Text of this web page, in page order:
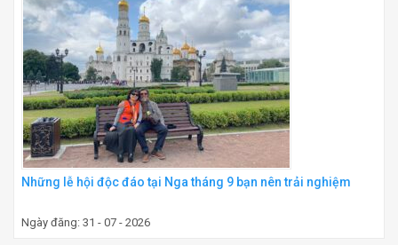
Những lễ hội độc đáo tại Nga tháng 9 bạn nên trải nghiệm
Ngày đăng: 31 - 07 - 2026